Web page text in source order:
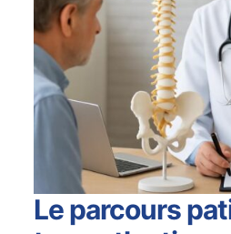
Le parcours